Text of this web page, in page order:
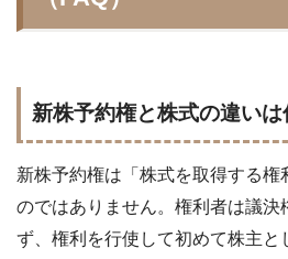
新株予約権と株式の違いは
新株予約権は「株式を取得する権
のではありません。権利者は議決
ず、権利を行使して初めて株主と